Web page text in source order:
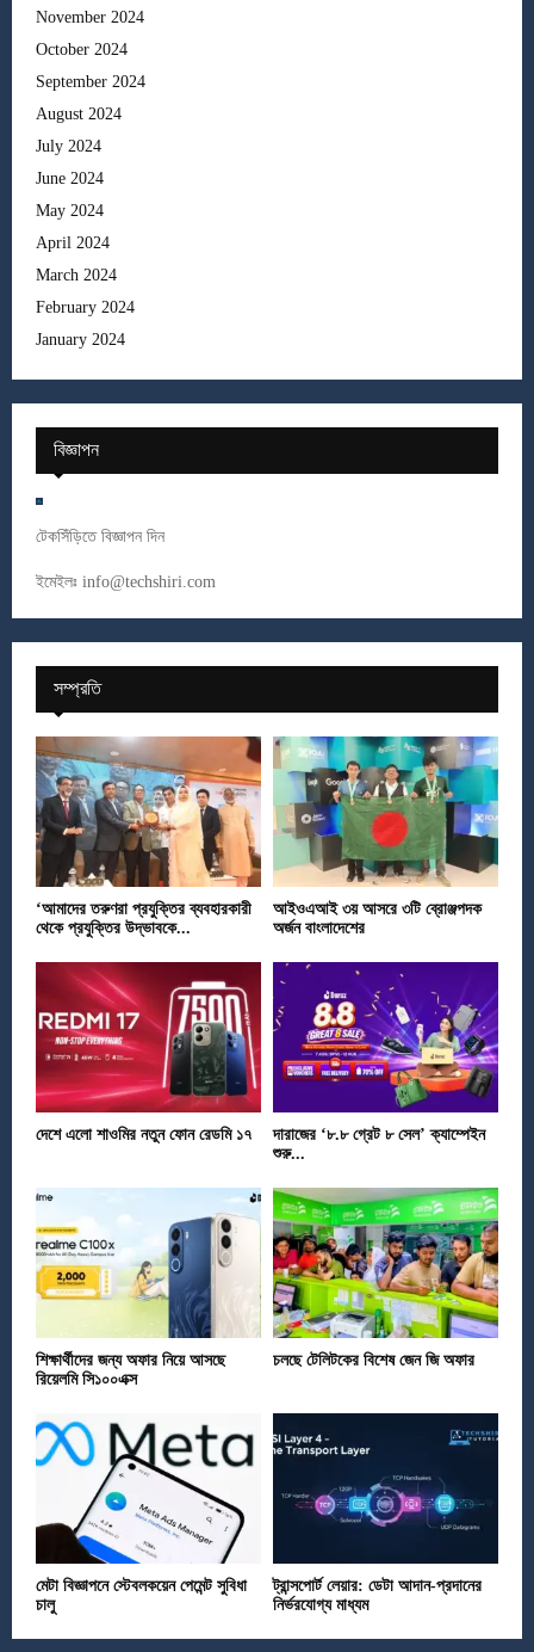
November 2024
October 2024
September 2024
August 2024
July 2024
June 2024
May 2024
April 2024
March 2024
February 2024
January 2024
বিজ্ঞাপন
টেকসিঁড়িতে বিজ্ঞাপন দিন
ইমেইলঃ info@techshiri.com
সম্প্রতি
‘আমাদের তরুণরা প্রযুক্তির ব্যবহারকারী
থেকে প্রযুক্তির উদ্ভাবকে...
আইওএআই ৩য় আসরে ৩টি ব্রোঞ্জপদক
অর্জন বাংলাদেশের
দেশে এলো শাওমির নতুন ফোন রেডমি ১৭
দারাজের ‘৮.৮ গ্রেট ৮ সেল’ ক্যাম্পেইন
শুরু...
শিক্ষার্থীদের জন্য অফার নিয়ে আসছে
রিয়েলমি সি১০০এক্স
চলছে টেলিটকের বিশেষ জেন জি অফার
মেটা বিজ্ঞাপনে স্টেবলকয়েন পেমেন্ট সুবিধা
চালু
ট্রান্সপোর্ট লেয়ার: ডেটা আদান-প্রদানের
নির্ভরযোগ্য মাধ্যম